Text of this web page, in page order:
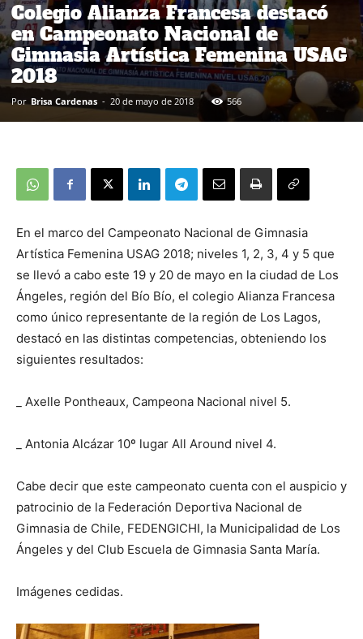
Colegio Alianza Francesa destacó
en Campeonato Nacional de
Gimnasia Artística Femenina USAG
2018
Por Brisa Cardenas - 20 de mayo de 2018 566
En el marco del Campeonato Nacional de Gimnasia
Artística Femenina USAG 2018; niveles 1, 2, 3, 4 y 5 que
se llevó a cabo este 19 y 20 de mayo en la ciudad de Los
Ángeles, región del Bío Bío, el colegio Alianza Francesa
como único representante de la región de Los Lagos,
destacó en las distintas competencias, obteniendo los
siguientes resultados:
_ Axelle Pontheaux, Campeona Nacional nivel 5.
_ Antonia Alcázar 10º lugar All Around nivel 4.
Cabe decir que este campeonato cuenta con el auspicio y
patrocinio de la Federación Deportiva Nacional de
Gimnasia de Chile, FEDENGICHI, la Municipalidad de Los
Ángeles y del Club Escuela de Gimnasia Santa María.
Imágenes cedidas.